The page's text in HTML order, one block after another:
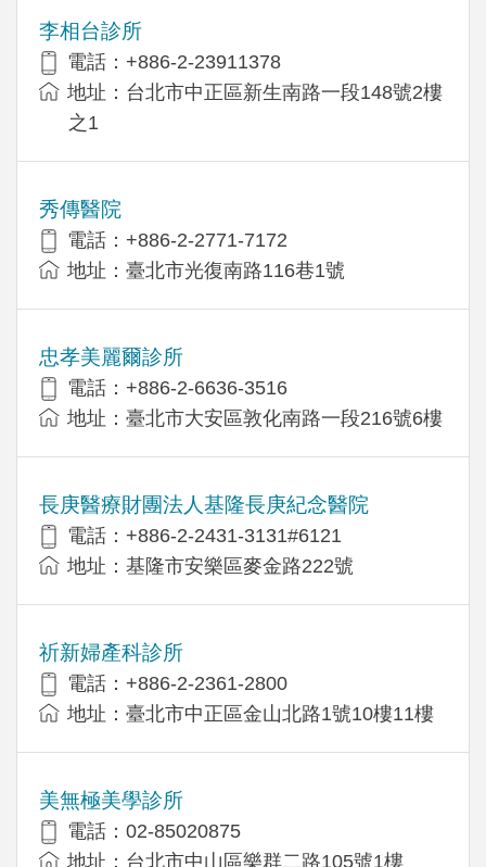
李相台診所
電話：+886-2-23911378
地址：台北市中正區新生南路一段148號2樓
之1
秀傳醫院
電話：+886-2-2771-7172
地址：臺北市光復南路116巷1號
忠孝美麗爾診所
電話：+886-2-6636-3516
地址：臺北市大安區敦化南路一段216號6樓
長庚醫療財團法人基隆長庚紀念醫院
電話：+886-2-2431-3131#6121
地址：基隆市安樂區麥金路222號
祈新婦產科診所
電話：+886-2-2361-2800
地址：臺北市中正區金山北路1號10樓11樓
美無極美學診所
電話：02-85020875
地址：台北市中山區樂群二路105號1樓